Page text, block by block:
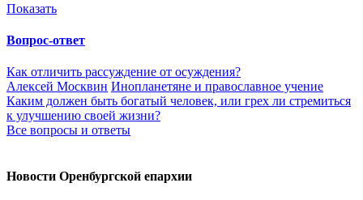
Показать
Вопрос-ответ
Как отличить рассуждение от осуждения?
Алексей Москвин Инопланетяне и православное учение
Каким должен быть богатый человек, или грех ли стремиться
к улучшению своей жизни?
Все вопросы и ответы
Новости Оренбургской епархии